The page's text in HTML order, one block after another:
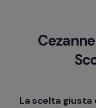
La scelta giusta